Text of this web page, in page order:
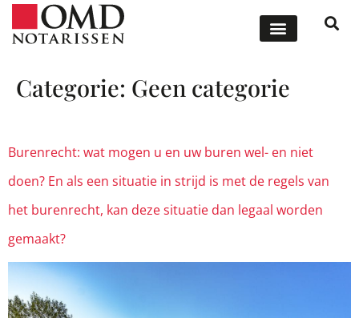
Categorie: Geen categorie
Burenrecht: wat mogen u en uw buren wel- en niet
doen? En als een situatie in strijd is met de regels van
het burenrecht, kan deze situatie dan legaal worden
gemaakt?